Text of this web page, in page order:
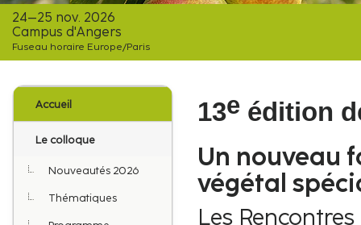
24–25 nov. 2026
Campus d'Angers
Fuseau horaire Europe/Paris
Menu
de
l'événement
Accueil
Le colloque
Nouveautés 2026
Thématiques
13e édition
Un nouveau
végétal
Les